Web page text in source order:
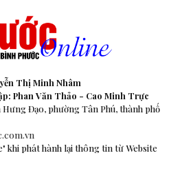
Thị Minh Nhâm
Phan Văn Thảo - Cao Minh Trực
Đạo, phường Tân Phú, thành phố
khi phát hành lại thông tin từ Website